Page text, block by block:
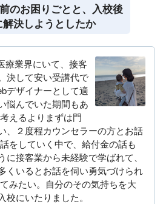
のお困りごとと、入校後
決しようとしたか
療業界にいて、接客
決して安い受講代で
デザイナーとして適
悩んでいた期間もあ
えるよりまずは門
、２度程カウンセラーの方とお話
をしていく中で、給付金の話も
に接客業から未経験で学ばれて、
くいるとお話を伺い勇気づけられ
みたい。自分のその気持ちを大
にいたりました。